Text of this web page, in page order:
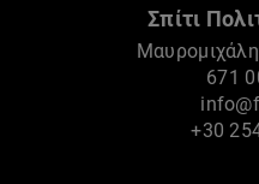
Σπίτι
671
+30